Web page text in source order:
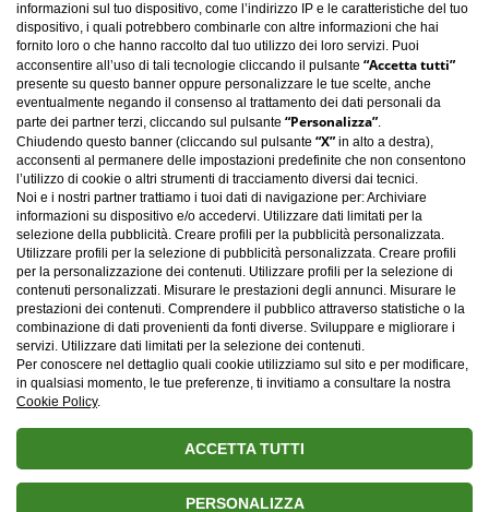
Carica altro
informazioni sul tuo dispositivo, come l’indirizzo IP e le caratteristiche del tuo
dispositivo, i quali potrebbero combinarle con altre informazioni che hai
fornito loro o che hanno raccolto dal tuo utilizzo dei loro servizi. Puoi
acconsentire all’uso di tali tecnologie cliccando il pulsante “Accetta tutti”
presente su questo banner oppure personalizzare le tue scelte, anche
eventualmente negando il consenso al trattamento dei dati personali da
parte dei partner terzi, cliccando sul pulsante “Personalizza”.
Chiudendo questo banner (cliccando sul pulsante “X” in alto a destra),
acconsenti al permanere delle impostazioni predefinite che non consentono
l’utilizzo di cookie o altri strumenti di tracciamento diversi dai tecnici.
Noi e i nostri partner trattiamo i tuoi dati di navigazione per: Archiviare
informazioni su dispositivo e/o accedervi. Utilizzare dati limitati per la
selezione della pubblicità. Creare profili per la pubblicità personalizzata.
Utilizzare profili per la selezione di pubblicità personalizzata. Creare profili
per la personalizzazione dei contenuti. Utilizzare profili per la selezione di
contenuti personalizzati. Misurare le prestazioni degli annunci. Misurare le
prestazioni dei contenuti. Comprendere il pubblico attraverso statistiche o la
combinazione di dati provenienti da fonti diverse. Sviluppare e migliorare i
servizi. Utilizzare dati limitati per la selezione dei contenuti.
Per conoscere nel dettaglio quali cookie utilizziamo sul sito e per modificare,
in qualsiasi momento, le tue preferenze, ti invitiamo a consultare la nostra
Cookie Policy.
ACCETTA TUTTI
PERSONALIZZA